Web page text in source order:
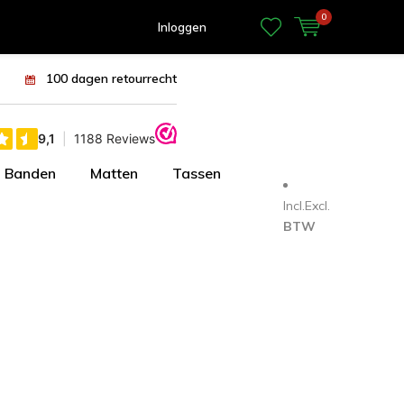
Inloggen
0
100 dagen retourrecht
Banden Matten Tassen
Incl.Excl.
BTW